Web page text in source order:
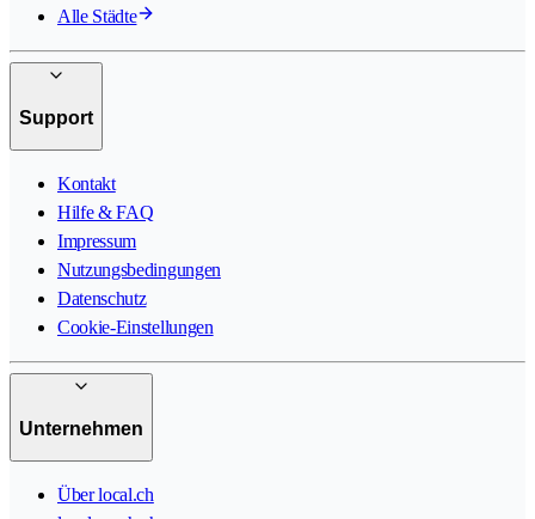
Alle Städte
Support
Kontakt
Hilfe & FAQ
Impressum
Nutzungsbedingungen
Datenschutz
Cookie-Einstellungen
Unternehmen
Über local.ch